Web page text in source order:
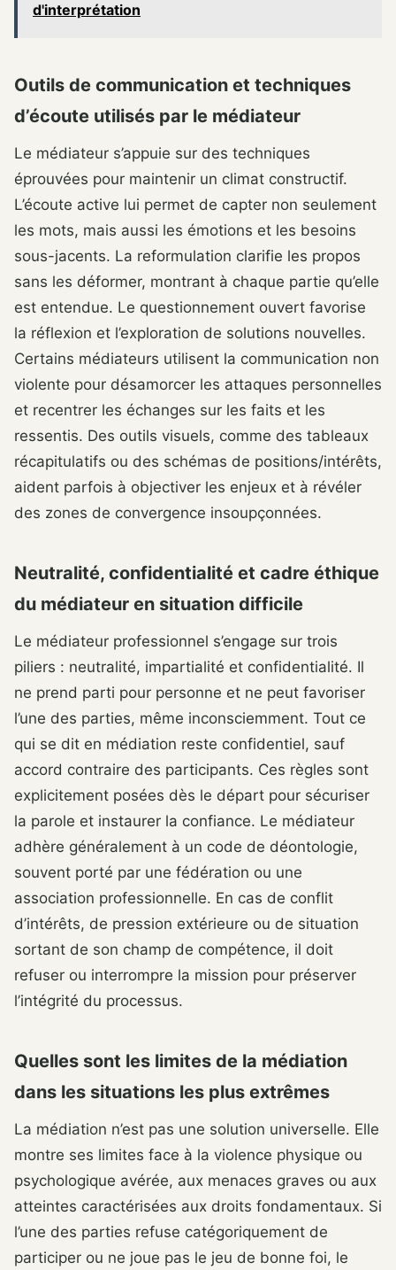
d'interprétation
Outils de communication et techniques
d’écoute utilisés par le médiateur
Le médiateur s’appuie sur des techniques
éprouvées pour maintenir un climat constructif.
L’écoute active lui permet de capter non seulement
les mots, mais aussi les émotions et les besoins
sous-jacents. La reformulation clarifie les propos
sans les déformer, montrant à chaque partie qu’elle
est entendue. Le questionnement ouvert favorise
la réflexion et l’exploration de solutions nouvelles.
Certains médiateurs utilisent la communication non
violente pour désamorcer les attaques personnelles
et recentrer les échanges sur les faits et les
ressentis. Des outils visuels, comme des tableaux
récapitulatifs ou des schémas de positions/intérêts,
aident parfois à objectiver les enjeux et à révéler
des zones de convergence insoupçonnées.
Neutralité, confidentialité et cadre éthique
du médiateur en situation difficile
Le médiateur professionnel s’engage sur trois
piliers : neutralité, impartialité et confidentialité. Il
ne prend parti pour personne et ne peut favoriser
l’une des parties, même inconsciemment. Tout ce
qui se dit en médiation reste confidentiel, sauf
accord contraire des participants. Ces règles sont
explicitement posées dès le départ pour sécuriser
la parole et instaurer la confiance. Le médiateur
adhère généralement à un code de déontologie,
souvent porté par une fédération ou une
association professionnelle. En cas de conflit
d’intérêts, de pression extérieure ou de situation
sortant de son champ de compétence, il doit
refuser ou interrompre la mission pour préserver
l’intégrité du processus.
Quelles sont les limites de la médiation
dans les situations les plus extrêmes
La médiation n’est pas une solution universelle. Elle
montre ses limites face à la violence physique ou
psychologique avérée, aux menaces graves ou aux
atteintes caractérisées aux droits fondamentaux. Si
l’une des parties refuse catégoriquement de
participer ou ne joue pas le jeu de bonne foi, le